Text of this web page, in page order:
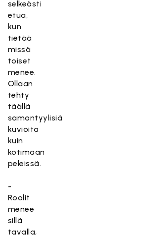
selkeästi
etua,
kun
tietää
missä
toiset
menee.
Ollaan
tehty
täällä
samantyylisiä
kuvioita
kuin
kotimaan
peleissä.
-
Roolit
menee
sillä
tavalla,